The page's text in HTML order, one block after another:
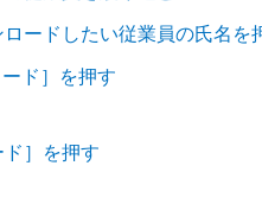
ードしたい従業員の氏名を
ド］を押す
］を押す